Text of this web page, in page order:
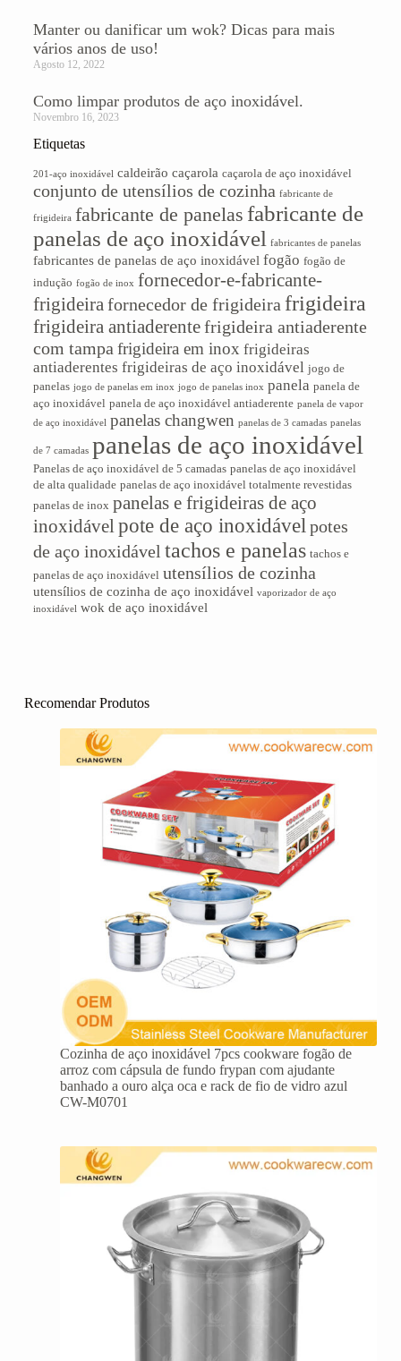
Manter ou danificar um wok? Dicas para mais
vários anos de uso!
Agosto 12, 2022
Como limpar produtos de aço inoxidável.
Novembro 16, 2023
Etiquetas
201-aço inoxidável caldeirão caçarola caçarola de aço inoxidável
conjunto de utensílios de cozinha fabricante de
frigideira fabricante de panelas fabricante de
panelas de aço inoxidável fabricantes de panelas
fabricantes de panelas de aço inoxidável fogão fogão de
indução fogão de inox fornecedor-e-fabricante-
frigideirafornecedor de frigideirafrigideira
frigideira antiaderentefrigideira antiaderente
com tampafrigideira em inox frigideiras
antiaderentes frigideiras de aço inoxidável jogo de
panelas jogo de panelas em inox jogo de panelas inox panela panela de
aço inoxidável panela de aço inoxidável antiaderente panela de vapor
de aço inoxidável panelas changwen panelas de 3 camadas panelas
de 7 camadas panelas de aço inoxidável
Panelas de aço inoxidável de 5 camadas panelas de aço inoxidável
de alta qualidade panelas de aço inoxidável totalmente revestidas
panelas de inox panelas e frigideiras de aço
inoxidávelpote de aço inoxidávelpotes
de aço inoxidável tachos e panelas tachos e
panelas de aço inoxidável utensílios de cozinha
utensílios de cozinha de aço inoxidável vaporizador de aço
inoxidável wok de aço inoxidável
Recomendar Produtos
Cozinha de aço inoxidável 7pcs cookware fogão de
arroz com cápsula de fundo frypan com ajudante
banhado a ouro alça oca e rack de fio de vidro azul
CW-M0701